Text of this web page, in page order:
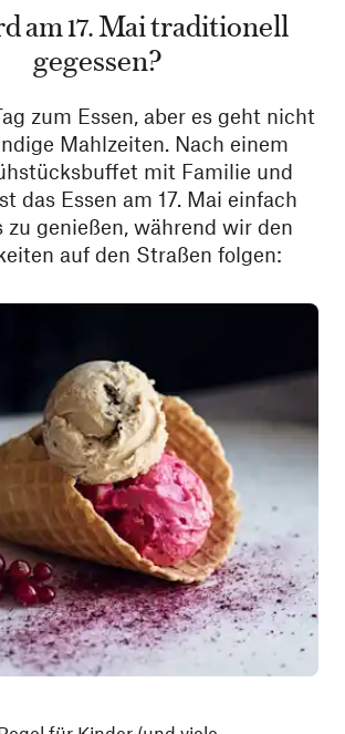
am 17. Mai traditionell
gegessen?
zum Essen, aber es geht nicht
Mahlzeiten. Nach einem
mit Familie und
das Essen am 17. Mai einfach
zu genießen, während wir den
auf den Straßen folgen: